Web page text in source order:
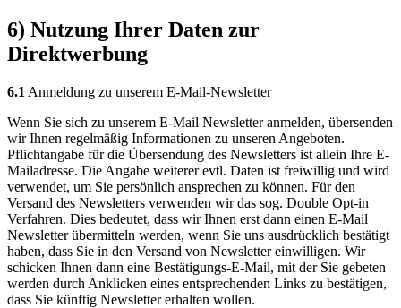
6) Nutzung Ihrer Daten zur
Direktwerbung
6.1 Anmeldung zu unserem E-Mail-Newsletter
Wenn Sie sich zu unserem E-Mail Newsletter anmelden, übersenden
wir Ihnen regelmäßig Informationen zu unseren Angeboten.
Pflichtangabe für die Übersendung des Newsletters ist allein Ihre E-
Mailadresse. Die Angabe weiterer evtl. Daten ist freiwillig und wird
verwendet, um Sie persönlich ansprechen zu können. Für den
Versand des Newsletters verwenden wir das sog. Double Opt-in
Verfahren. Dies bedeutet, dass wir Ihnen erst dann einen E-Mail
Newsletter übermitteln werden, wenn Sie uns ausdrücklich bestätigt
haben, dass Sie in den Versand von Newsletter einwilligen. Wir
schicken Ihnen dann eine Bestätigungs-E-Mail, mit der Sie gebeten
werden durch Anklicken eines entsprechenden Links zu bestätigen,
dass Sie künftig Newsletter erhalten wollen.